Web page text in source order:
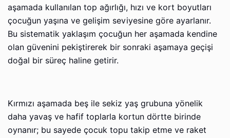
aşamada kullanılan top ağırlığı, hızı ve kort boyutları
çocuğun yaşına ve gelişim seviyesine göre ayarlanır.
Bu sistematik yaklaşım çocuğun her aşamada kendine
olan güvenini pekiştirerek bir sonraki aşamaya geçişi
doğal bir süreç haline getirir.
Kırmızı aşamada beş ile sekiz yaş grubuna yönelik
daha yavaş ve hafif toplarla kortun dörtte birinde
oynanır; bu sayede çocuk topu takip etme ve raket